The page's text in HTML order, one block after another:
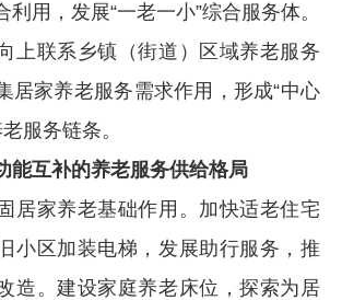
利用，发展“一老一小”综合服务体。
上联系乡镇（街道）区域养老服务
居家养老服务需求作用，形成“中心
服务链条。
互补的养老服务供给格局
家养老基础作用。加快适老住宅
小区加装电梯，发展助行服务，推
造。建设家庭养老床位，探索为居